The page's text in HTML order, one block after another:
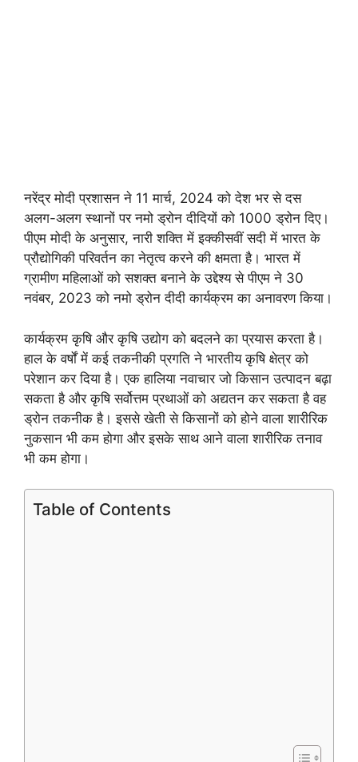
नरेंद्र मोदी प्रशासन ने 11 मार्च, 2024 को देश भर से दस
अलग-अलग स्थानों पर नमो ड्रोन दीदियों को 1000 ड्रोन दिए।
पीएम मोदी के अनुसार, नारी शक्ति में इक्कीसवीं सदी में भारत के
प्रौद्योगिकी परिवर्तन का नेतृत्व करने की क्षमता है। भारत में
ग्रामीण महिलाओं को सशक्त बनाने के उद्देश्य से पीएम ने 30
नवंबर, 2023 को नमो ड्रोन दीदी कार्यक्रम का अनावरण किया।
कार्यक्रम कृषि और कृषि उद्योग को बदलने का प्रयास करता है।
हाल के वर्षों में कई तकनीकी प्रगति ने भारतीय कृषि क्षेत्र को
परेशान कर दिया है। एक हालिया नवाचार जो किसान उत्पादन बढ़ा
सकता है और कृषि सर्वोत्तम प्रथाओं को अद्यतन कर सकता है वह
ड्रोन तकनीक है। इससे खेती से किसानों को होने वाला शारीरिक
नुकसान भी कम होगा और इसके साथ आने वाला शारीरिक तनाव
भी कम होगा।
Table of Contents